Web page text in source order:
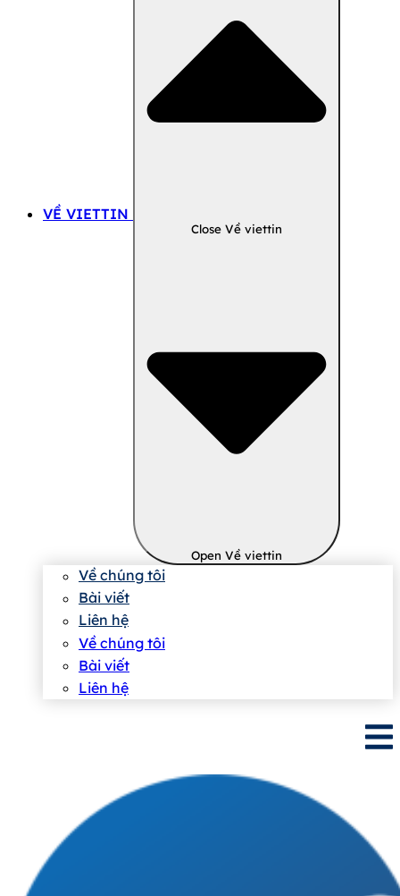
VỀ VIETTIN
Close Về viettin
Open Về viettin
Về chúng tôi
Bài viết
Liên hệ
Về chúng tôi
Bài viết
Liên hệ